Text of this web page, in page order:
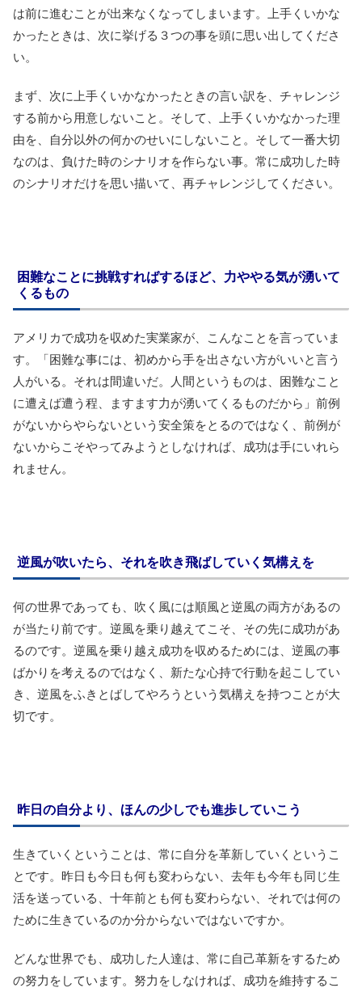
は前に進むことが出来なくなってしまいます。上手くいかな
かったときは、次に挙げる３つの事を頭に思い出してくださ
い。
まず、次に上手くいかなかったときの言い訳を、チャレンジ
する前から用意しないこと。そして、上手くいかなかった理
由を、自分以外の何かのせいにしないこと。そして一番大切
なのは、負けた時のシナリオを作らない事。常に成功した時
のシナリオだけを思い描いて、再チャレンジしてください。
困難なことに挑戦すればするほど、力ややる気が湧いて
くるもの
アメリカで成功を収めた実業家が、こんなことを言っていま
す。「困難な事には、初めから手を出さない方がいいと言う
人がいる。それは間違いだ。人間というものは、困難なこと
に遭えば遭う程、ますます力が湧いてくるものだから」前例
がないからやらないという安全策をとるのではなく、前例が
ないからこそやってみようとしなければ、成功は手にいれら
れません。
逆風が吹いたら、それを吹き飛ばしていく気構えを
何の世界であっても、吹く風には順風と逆風の両方があるの
が当たり前です。逆風を乗り越えてこそ、その先に成功があ
るのです。逆風を乗り越え成功を収めるためには、逆風の事
ばかりを考えるのではなく、新たな心持で行動を起こしてい
き、逆風をふきとばしてやろうという気構えを持つことが大
切です。
昨日の自分より、ほんの少しでも進歩していこう
生きていくということは、常に自分を革新していくというこ
とです。昨日も今日も何も変わらない、去年も今年も同じ生
活を送っている、十年前とも何も変わらない、それでは何の
ために生きているのか分からないではないですか。
どんな世界でも、成功した人達は、常に自己革新をするため
の努力をしています。努力をしなければ、成功を維持するこ